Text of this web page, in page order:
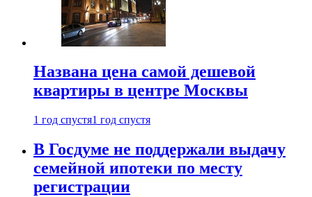
Названа цена самой дешевой
квартиры в центре Москвы
1 год спустя1 год спустя
В Госдуме не поддержали выдачу
семейной ипотеки по месту
регистрации